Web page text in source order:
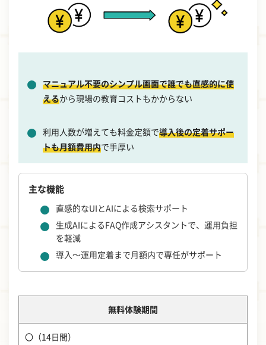
マニュアル不要のシンプル画面で誰でも直感的に使
えるから現場の教育コストもかからない
利用人数が増えても料金定額で導入後の定着サポー
トも月額費用内で手厚い
主な機能
直感的なUIとAIによる検索サポート
生成AIによるFAQ作成アシスタントで、運用負担
を軽減
導入～運用定着まで月額内で専任がサポート
無料体験期間
〇（14日間）